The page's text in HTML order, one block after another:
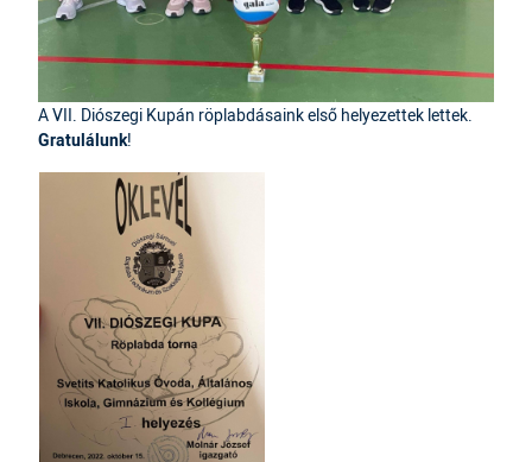
A VII. Diószegi Kupán röplabdásaink első helyezettek lettek.
Gratulálunk!